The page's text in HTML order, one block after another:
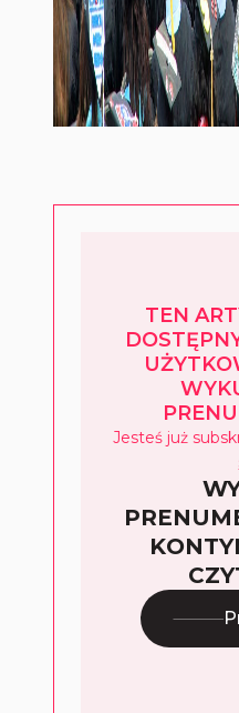
TEN
Jesteś już